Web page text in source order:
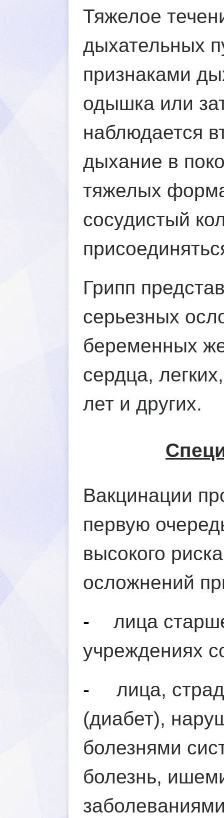
Тяжелое
дыхательных
признаками
одышка или
наблюдается
дыхание в
тяжелых
сосудистый
Грипп
серьезных
еременных
сердца,
лет и других.
акцинации
первую
ысокого
осложнений
-
лица
учреждениях
-
лица,
(диабет),
олезнями
олезнь,